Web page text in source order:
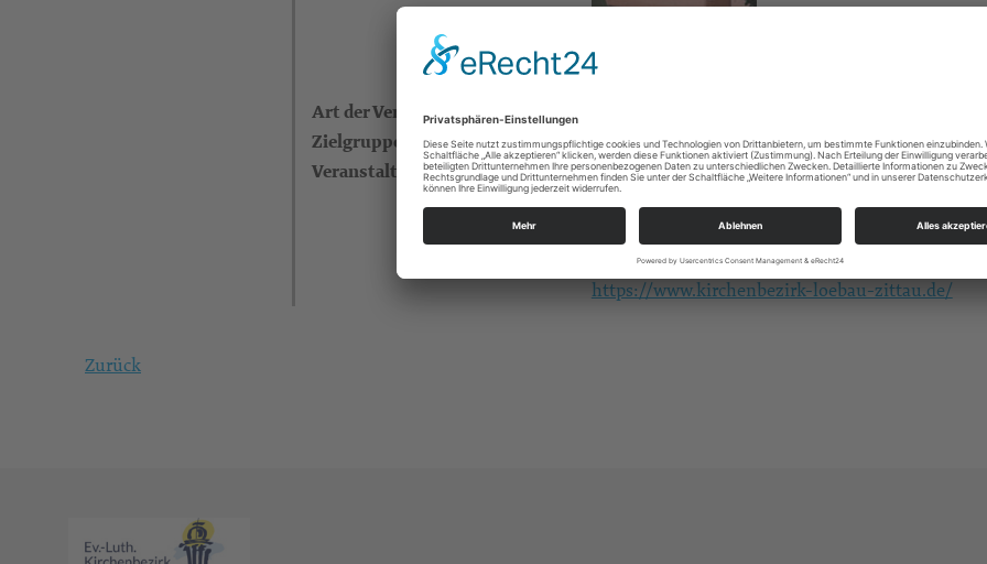
Art der Veranstaltung
Zielgruppe Alle
Veranstalter Kirchenbezirk Löbau-Zittau
suptur.loebau_zittau@evlks.de
https://www.kirchenbezirk-loebau-zittau.de/
Zurück